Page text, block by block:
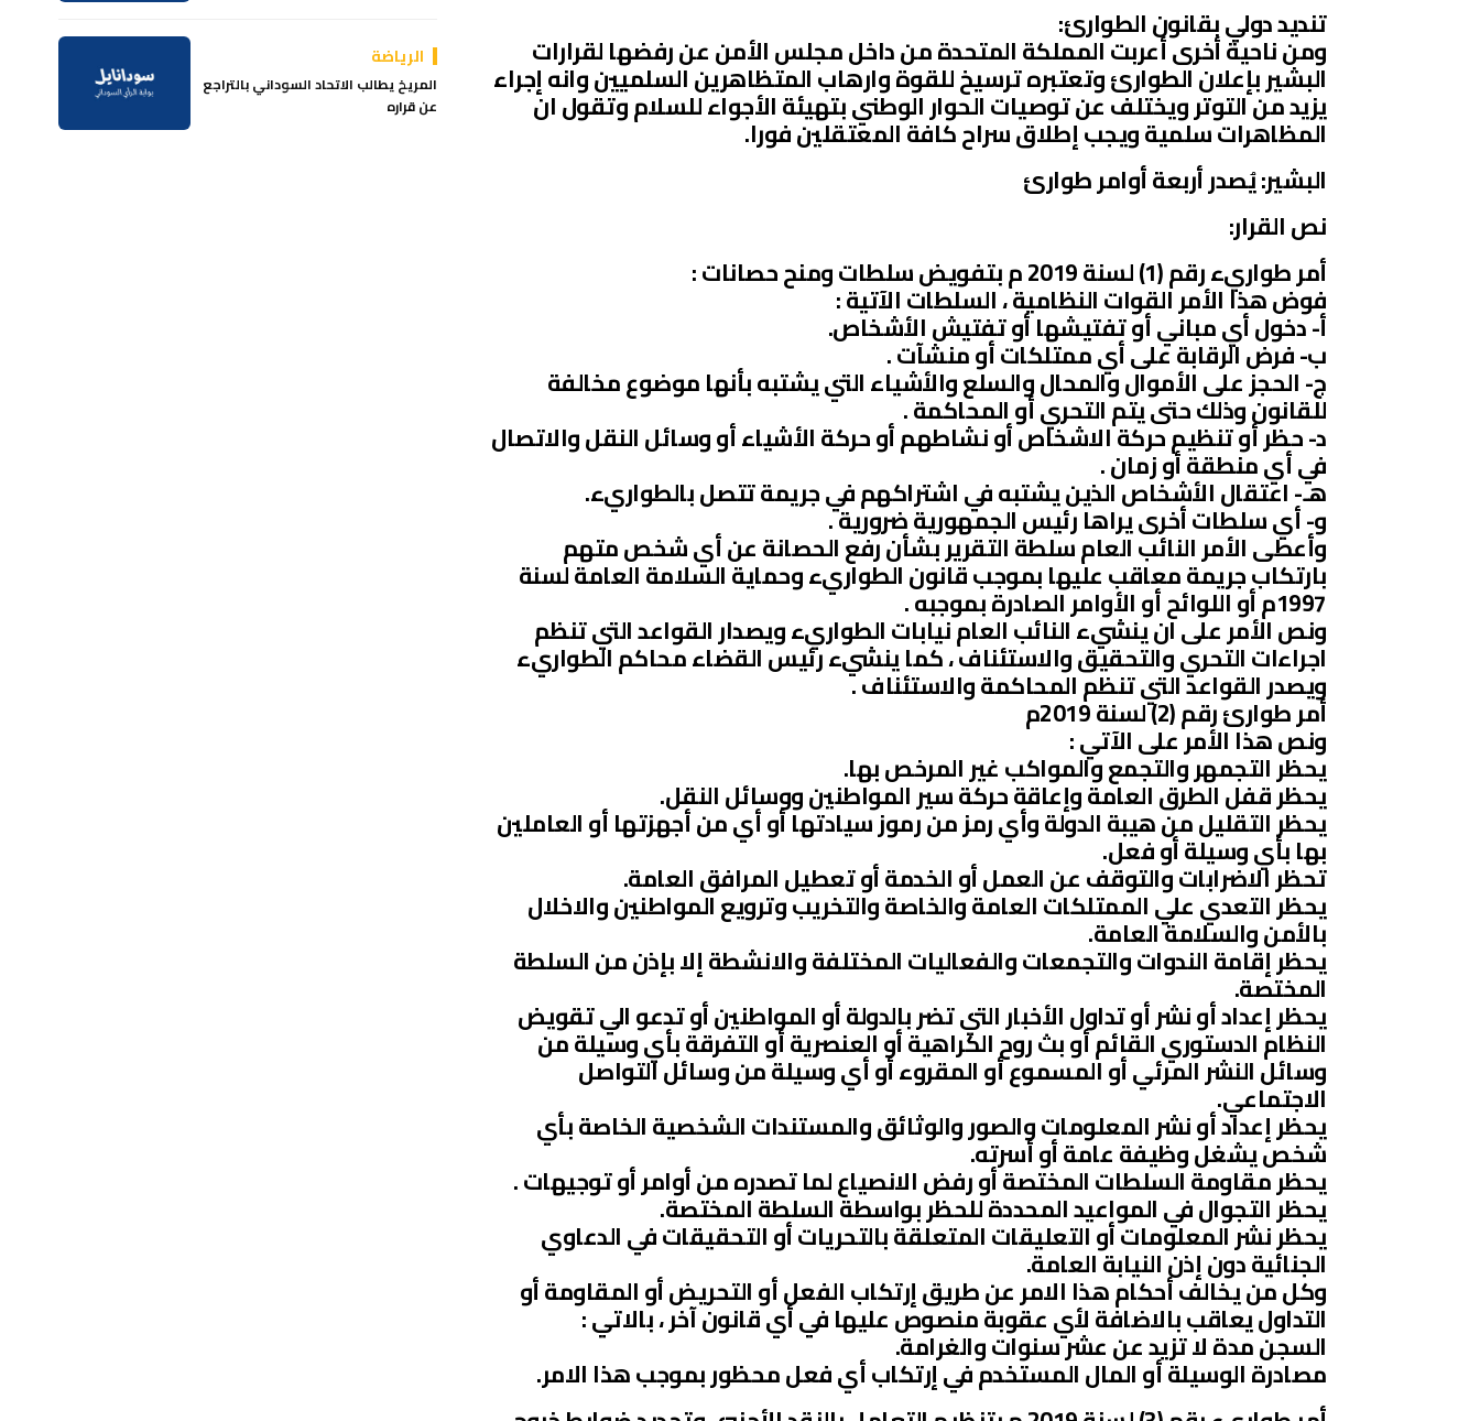
تنديد دولي بقانون الطوارئ:
ومن ناحية أخرى أعربت المملكة المتحدة من داخل مجلس الأمن عن رفضها لقرارات
البشير بإعلان الطوارئ وتعتبره ترسيخ للقوة وارهاب المتظاهرين السلميين وانه إجراء
يزيد من التوتر ويختلف عن توصيات الحوار الوطني بتهيئة الأجواء للسلام وتقول ان
المظاهرات سلمية ويجب إطلاق سراح كافة المعتقلين فورا.
البشير: يُصدر أربعة أوامر طوارئ
نص القرار:
أمر طواريء رقم (1) لسنة 2019 م بتفويض سلطات ومنح حصانات :
فوض هذا الأمر القوات النظامية ، السلطات الآتية :
أ- دخول أي مباني أو تفتيشها أو تفتيش الأشخاص.
ب- فرض الرقابة على أي ممتلكات أو منشآت .
ج- الحجز على الأموال والمحال والسلع والأشياء التي يشتبه بأنها موضوع مخالفة
للقانون وذلك حتى يتم التحري أو المحاكمة .
د- حظر أو تنظيم حركة الاشخاص أو نشاطهم أو حركة الأشياء أو وسائل النقل والاتصال
في أي منطقة أو زمان .
هـ- اعتقال الأشخاص الذين يشتبه في اشتراكهم في جريمة تتصل بالطواريء.
و- أي سلطات أخرى يراها رئيس الجمهورية ضرورية .
وأعطى الأمر النائب العام سلطة التقرير بشأن رفع الحصانة عن أي شخص متهم
بارتكاب جريمة معاقب عليها بموجب قانون الطواريء وحماية السلامة العامة لسنة
1997م أو اللوائح أو الأوامر الصادرة بموجبه .
ونص الأمر على ان ينشيء النائب العام نيابات الطواريء ويصدار القواعد التي تنظم
اجراءات التحري والتحقيق والاستئناف ، كما ينشيء رئيس القضاء محاكم الطواريء
ويصدر القواعد التي تنظم المحاكمة والاستئناف .
أمر طوارئ رقم (2) لسنة 2019م
ونص هذا الأمر على الآتي :
يحظر التجمهر والتجمع والمواكب غير المرخص بها.
يحظر قفل الطرق العامة وإعاقة حركة سير المواطنين ووسائل النقل.
يحظر التقليل من هيبة الدولة وأي رمز من رموز سيادتها أو أي من أجهزتها أو العاملين
بها بأي وسيلة أو فعل.
تحظر الاضرابات والتوقف عن العمل أو الخدمة أو تعطيل المرافق العامة.
يحظر التعدي علي الممتلكات العامة والخاصة والتخريب وترويع المواطنين والاخلال
بالأمن والسلامة العامة.
يحظر إقامة الندوات والتجمعات والفعاليات المختلفة والانشطة إلا بإذن من السلطة
المختصة.
يحظر إعداد أو نشر أو تداول الأخبار التي تضر بالدولة أو المواطنين أو تدعو الي تقويض
النظام الدستوري القائم أو بث روح الكراهية أو العنصرية أو التفرقة بأي وسيلة من
وسائل النشر المرئي أو المسموع أو المقروء أو أي وسيلة من وسائل التواصل
الاجتماعي.
يحظر إعداد أو نشر المعلومات والصور والوثائق والمستندات الشخصية الخاصة بأي
شخص يشغل وظيفة عامة أو أسرته.
يحظر مقاومة السلطات المختصة أو رفض الانصياع لما تصدره من أوامر أو توجيهات .
يحظر التجوال في المواعيد المحددة للحظر بواسطة السلطة المختصة.
يحظر نشر المعلومات أو التعليقات المتعلقة بالتحريات أو التحقيقات في الدعاوي
الجنائية دون إذن النيابة العامة.
وكل من يخالف أحكام هذا الامر عن طريق إرتكاب الفعل أو التحريض أو المقاومة أو
التداول يعاقب بالاضافة لأي عقوبة منصوص عليها في أي قانون آخر ، بالاتي :
السجن مدة لا تزيد عن عشر سنوات والغرامة.
مصادرة الوسيلة أو المال المستخدم في إرتكاب أي فعل محظور بموجب هذا الامر.
الرياضة
المريخ يطالب الاتحاد السوداني بالتراجع
عن قراره